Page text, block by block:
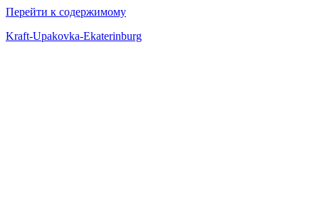
Перейти к содержимому
Kraft-Upakovka-Ekaterinburg